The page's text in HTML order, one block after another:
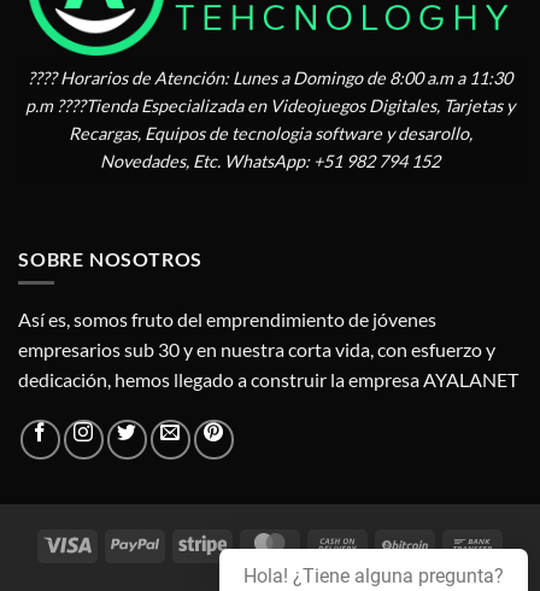
???? Horarios de Atención: Lunes a Domingo de 8:00 a.m a 11:30
p.m ????Tienda Especializada en Videojuegos Digitales, Tarjetas y
Recargas, Equipos de tecnologia software y desarollo,
Novedades, Etc. WhatsApp: +51 982 794 152
SOBRE NOSOTROS
Así es, somos fruto del emprendimiento de jóvenes
empresarios sub 30 y en nuestra corta vida, con esfuerzo y
dedicación, hemos llegado a construir la empresa AYALANET
Visa PayPal Stripe MasterCard
Cash
On
BitCoin Bank
Credit
Hola! ¿Tiene alguna pregunta?